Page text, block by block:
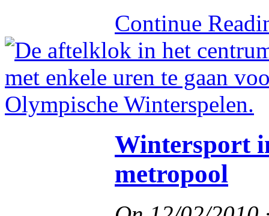
Continue
Wintersport
metropool